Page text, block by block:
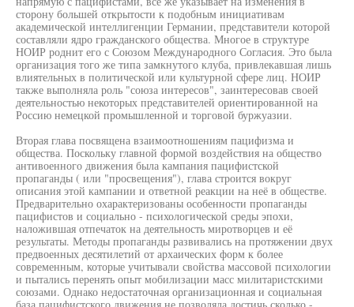
сторону большей открытости к подобным инициативам
академической интеллигенции Германии, представители которой
составляли ядро гражданского общества. Многое в структуре
НОИР роднит его с Союзом Международного Согласия. Это была
организация того же типа замкнутого клуба, привлекавшая лишь
влиятельных в политической или культурной сфере лиц. НОИР
также выполняла роль "союза интересов", заинтересовав своей
деятельностью некоторых представителей ориентированной на
Россию немецкой промышленной и торговой буржуазии.
Вторая глава посвящена взаимоотношениям пацифизма и
общества. Поскольку главной формой воздействия на общество
антивоенного движения была кампания пацифистской
пропаганды ( или "просвещения"), глава строится вокруг
описания этой кампании и ответной реакции на неё в обществе.
Предварительно охарактеризованы особенности пропаганды
пацифистов и социально - психологической среды эпохи,
наложившая отпечаток на деятельность миротворцев и её
результаты. Методы пропаганды развивались на протяжении двух
предвоенных десятилетий от архаических форм к более
современным, которые учитывали свойства массовой психологии
и пытались перенять опыт мобилизации масс милитаристскими
союзами. Однако недостаточная организационная и социальная